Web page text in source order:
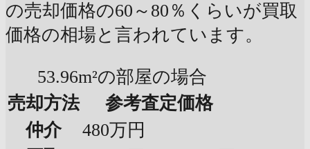
の売却価格の60～80％くらいが買取
価格の相場と言われています。
53.96m²の部屋の場合
売却方法
参考査定価格
仲介
480万円